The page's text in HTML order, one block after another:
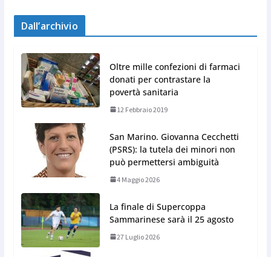
Dall’archivio
Oltre mille confezioni di farmaci
donati per contrastare la
povertà sanitaria
12 Febbraio 2019
San Marino. Giovanna Cecchetti
(PSRS): la tutela dei minori non
può permettersi ambiguità
4 Maggio 2026
La finale di Supercoppa
Sammarinese sarà il 25 agosto
27 Luglio 2026